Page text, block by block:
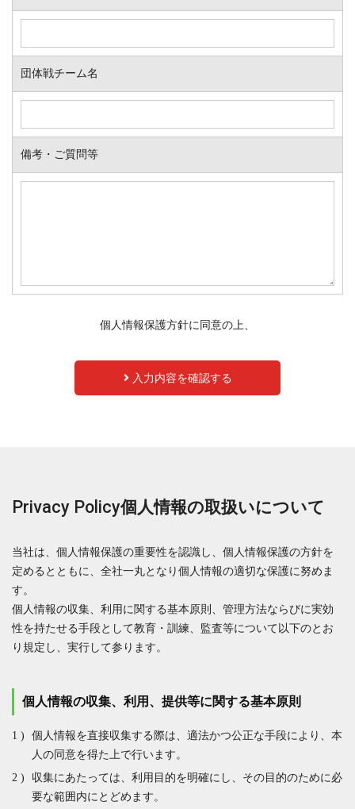
団体戦チーム名
備考・ご質問等
個人情報保護方針に同意の上、
入力内容を確認する
Privacy Policy個人情報の取扱いについて
当社は、個人情報保護の重要性を認識し、個人情報保護の方針を
定めるとともに、全社一丸となり個人情報の適切な保護に努めま
す。
個人情報の収集、利用に関する基本原則、管理方法ならびに実効
性を持たせる手段として教育・訓練、監査等について以下のとお
り規定し、実行して参ります。
個人情報の収集、利用、提供等に関する基本原則
個人情報を直接収集する際は、適法かつ公正な手段により、本
人の同意を得た上で行います。
収集にあたっては、利用目的を明確にし、その目的のために必
要な範囲内にとどめます。